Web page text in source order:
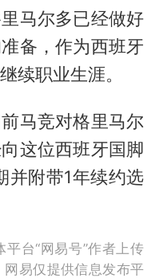
马尔多已经做好
备，作为西班牙
续职业生涯。
马竞对格里马尔
这位西班牙国脚
并附带1年续约选
台“网易号”作者上传
易仅提供信息发布平